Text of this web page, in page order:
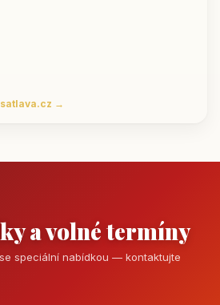
→
a volné termíny
speciální nabídkou — kontaktujte